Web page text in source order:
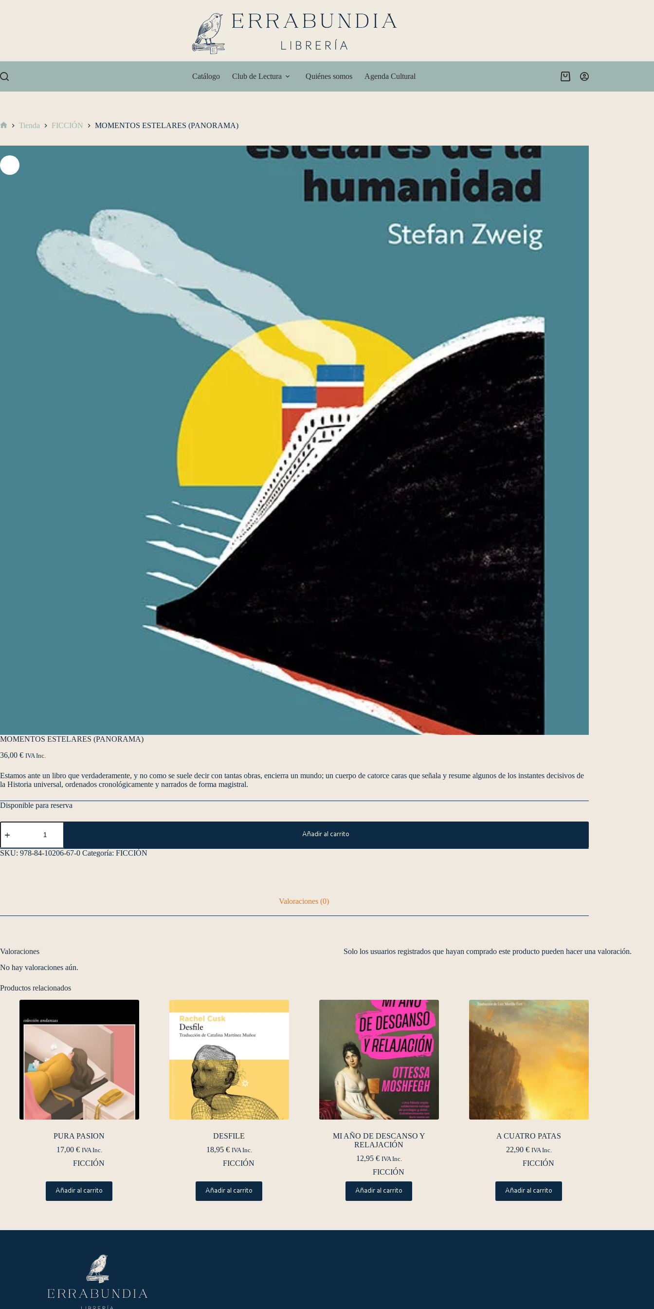
Catálogo Club de Lectura Quiénes somos Agenda Cultural
Tienda FICCIÓN MOMENTOS ESTELARES (PANORAMA)
MOMENTOS ESTELARES (PANORAMA)
36,00 € IVA Inc.
Estamos ante un libro que verdaderamente, y no como se suele decir con tantas obras, encierra un mundo; un cuerpo de catorce caras que señala y resume algunos de los instantes decisivos de
la Historia universal, ordenados cronológicamente y narrados de forma magistral.
Disponible para reserva
Añadir al carrito
SKU: 978-84-10206-67-0 Categoría: FICCIÓN
Valoraciones (0)
Valoraciones
No hay valoraciones aún.
Solo los usuarios registrados que hayan comprado este producto pueden hacer una valoración.
Productos relacionados
PURA PASION
17,00 € IVA Inc.
FICCIÓN
Añadir al carrito
DESFILE
18,95 € IVA Inc.
FICCIÓN
Añadir al carrito
MI AÑO DE DESCANSO Y
RELAJACIÓN
12,95 € IVA Inc.
FICCIÓN
Añadir al carrito
A CUATRO PATAS
22,90 € IVA Inc.
FICCIÓN
Añadir al carrito